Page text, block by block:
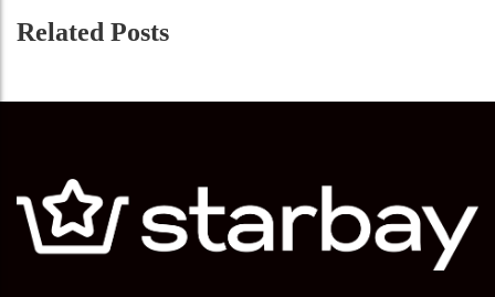
Related Posts